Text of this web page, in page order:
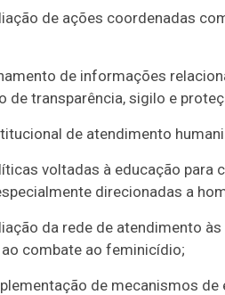
de ações coordenadas
de informações
de transparência, sigilo e
de atendimento
voltadas à educação para
direcionadas a
da rede de atendimento
combate ao feminicídio;
de mecanismos